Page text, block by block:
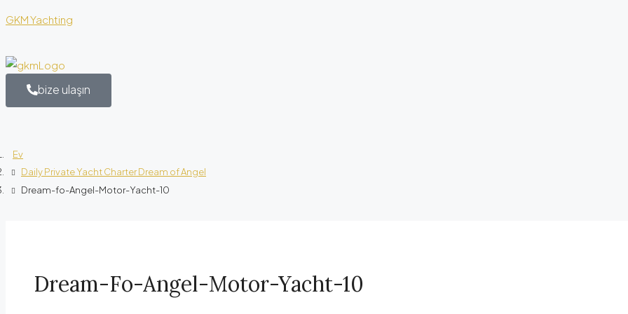
GKM Yachting
bize ulaşın
Ev
Daily Private Yacht Charter Dream of Angel
Dream-fo-Angel-Motor-Yacht-10
Dream-Fo-Angel-Motor-Yacht-10